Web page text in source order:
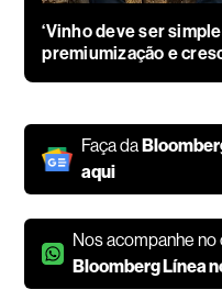
‘Vinho deve ser
premiumização e
Faça da
aqui
Nos acompanhe
Bloomberg Línea